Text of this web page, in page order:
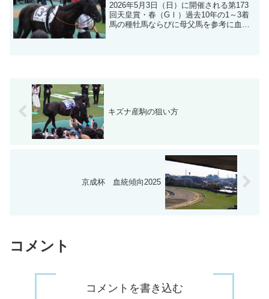
2026年5月3日（日）に開催される第173
回天皇賞・春（GⅠ）過去10年の1～3着
馬の種牡馬ならびに母父馬を参考に血統
キズナ産駒の狙い方
京成杯 血統傾向2025
コメント
コメントを書き込む